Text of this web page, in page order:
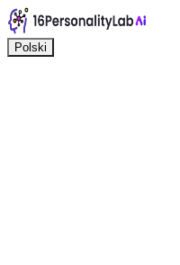
Polski